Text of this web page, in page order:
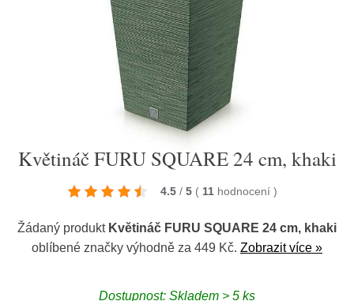
Květináč FURU SQUARE 24 cm, khaki
4.5 / 5 ( 11 hodnocení )
Žádaný produkt Květináč FURU SQUARE 24 cm, khaki
oblíbené značky výhodně za 449 Kč. Zobrazit více »
Dostupnost: Skladem > 5 ks